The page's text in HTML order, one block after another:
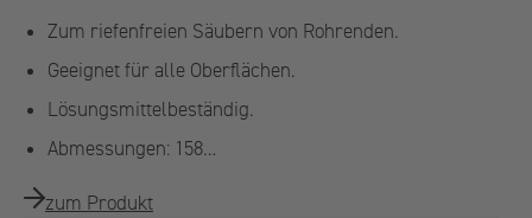
Zum riefenfreien Säubern von Rohrenden.
Geeignet für alle Oberflächen.
Lösungsmittelbeständig.
Abmessungen: 158…
zum Produkt